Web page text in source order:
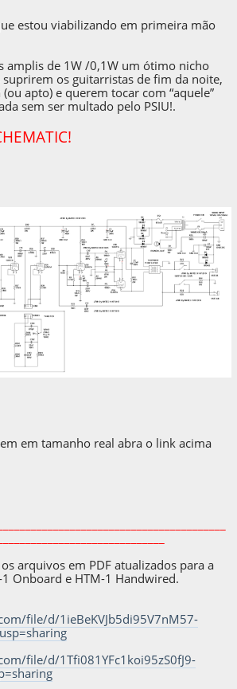
estou viabilizando em primeira mão
amplis de 1W /0,1W um ótimo nicho
os guitarristas de fim da noite,
apto) e querem tocar com “aquele”
sem ser multado pelo PSIU!.
em tamanho real abra o link acima
arquivos em PDF atualizados para a
Onboard e HTM-1 Handwired.
file/d/1ieBeKVJb5di95V7nM57-
file/d/1Tfi081YFc1koi95zS0fJ9-